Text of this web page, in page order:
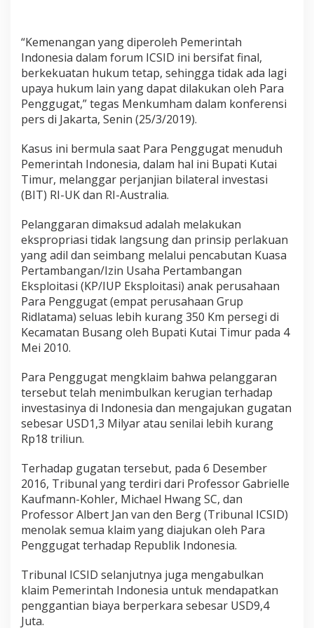
“Kemenangan yang diperoleh Pemerintah
Indonesia dalam forum ICSID ini bersifat final,
berkekuatan hukum tetap, sehingga tidak ada lagi
upaya hukum lain yang dapat dilakukan oleh Para
Penggugat,” tegas Menkumham dalam konferensi
pers di Jakarta, Senin (25/3/2019).
Kasus ini bermula saat Para Penggugat menuduh
Pemerintah Indonesia, dalam hal ini Bupati Kutai
Timur, melanggar perjanjian bilateral investasi
(BIT) RI-UK dan RI-Australia.
Pelanggaran dimaksud adalah melakukan
ekspropriasi tidak langsung dan prinsip perlakuan
yang adil dan seimbang melalui pencabutan Kuasa
Pertambangan/Izin Usaha Pertambangan
Eksploitasi (KP/IUP Eksploitasi) anak perusahaan
Para Penggugat (empat perusahaan Grup
Ridlatama) seluas lebih kurang 350 Km persegi di
Kecamatan Busang oleh Bupati Kutai Timur pada 4
Mei 2010.
Para Penggugat mengklaim bahwa pelanggaran
tersebut telah menimbulkan kerugian terhadap
investasinya di Indonesia dan mengajukan gugatan
sebesar USD1,3 Milyar atau senilai lebih kurang
Rp18 triliun.
Terhadap gugatan tersebut, pada 6 Desember
2016, Tribunal yang terdiri dari Professor Gabrielle
Kaufmann-Kohler, Michael Hwang SC, dan
Professor Albert Jan van den Berg (Tribunal ICSID)
menolak semua klaim yang diajukan oleh Para
Penggugat terhadap Republik Indonesia.
Tribunal ICSID selanjutnya juga mengabulkan
klaim Pemerintah Indonesia untuk mendapatkan
penggantian biaya berperkara sebesar USD9,4
Juta.